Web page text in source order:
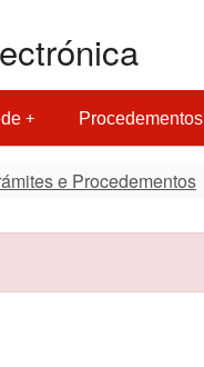
Procedementos
e Procedementos